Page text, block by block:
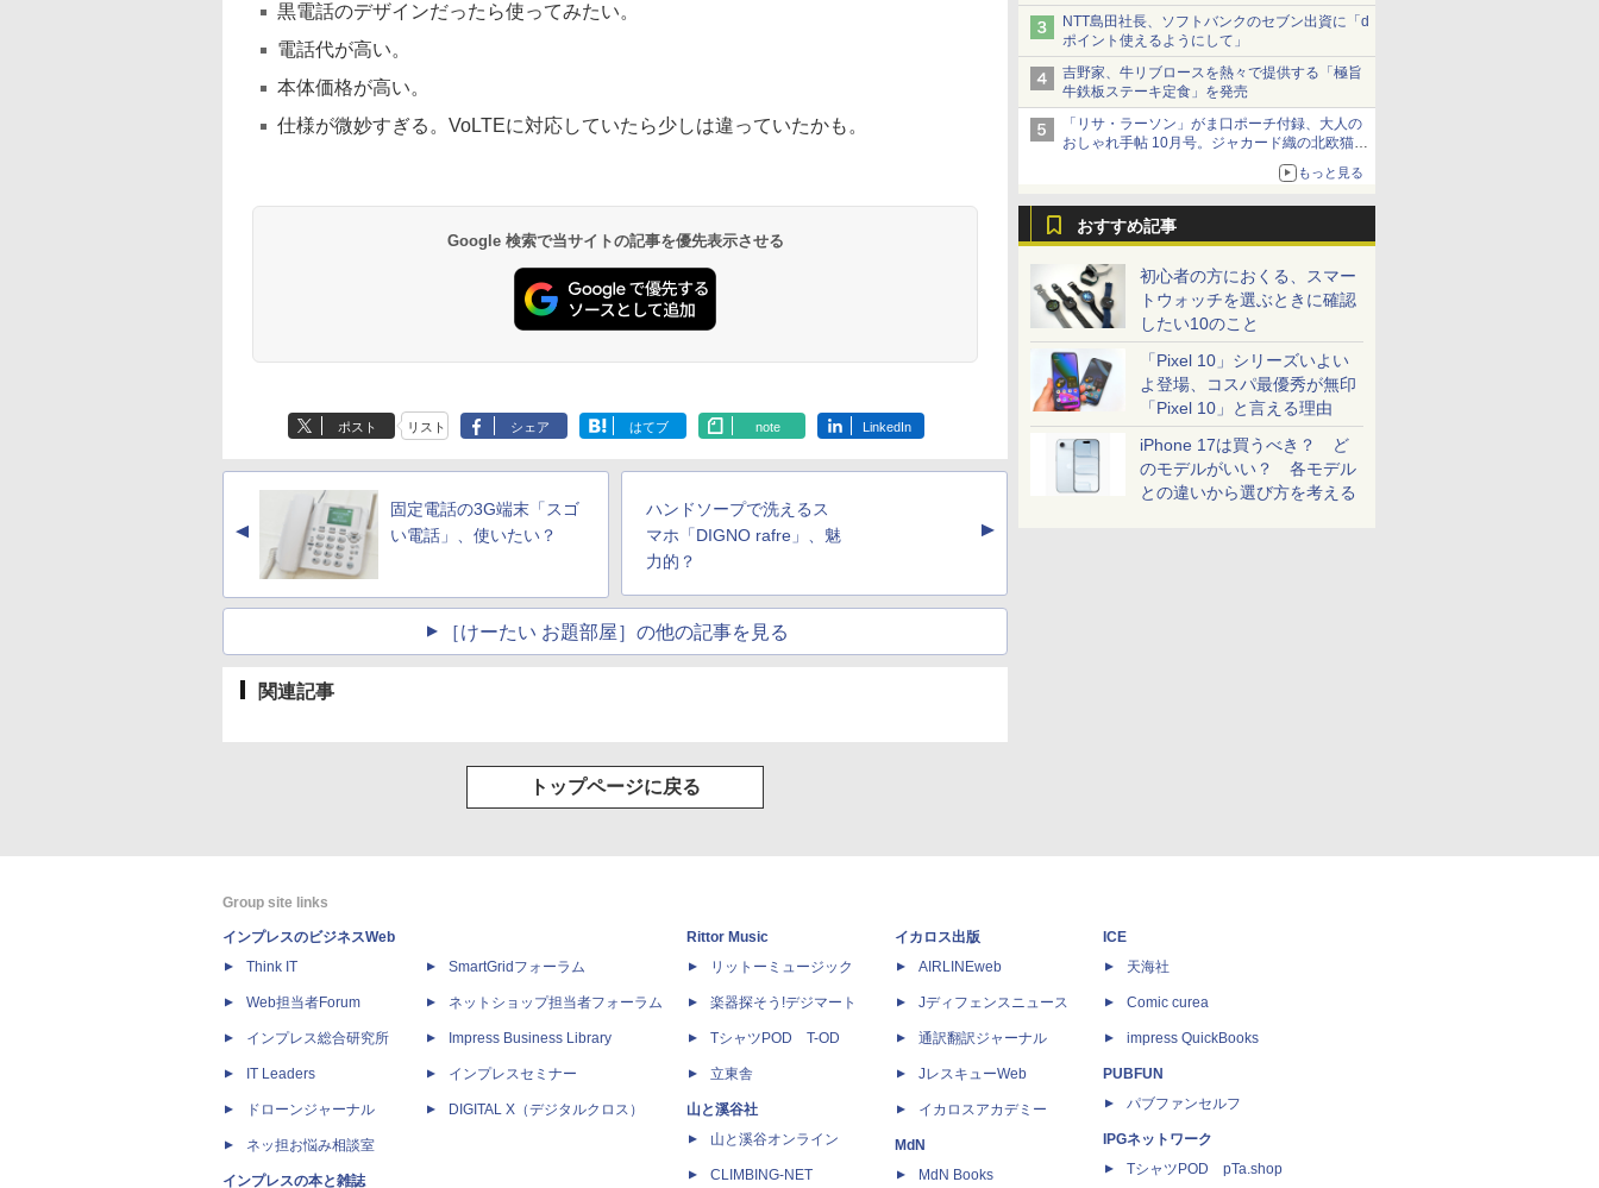
NTT島田社長、ソフトバンクのセブン出資に「d
ポイント使えるようにして」
吉野家、牛リブロースを熱々で提供する「極旨
牛鉄板ステーキ定食」を発売
「リサ・ラーソン」がま口ポーチ付録、大人の
おしゃれ手帖 10月号。ジャカード織の北欧猫デ
もっと見る
おすすめ記事
初心者の方におくる、スマー
トウォッチを選ぶときに確認
したい10のこと
「Pixel 10」シリーズいよい
よ登場、コスパ最優秀が無印
「Pixel 10」と言える理由
iPhone 17は買うべき？ ど
のモデルがいい？ 各モデル
との違いから選び方を考える
黒電話のデザインだったら使ってみたい。
電話代が高い。
本体価格が高い。
仕様が微妙すぎる。VoLTEに対応していたら少しは違っていたかも。
Google 検索で当サイトの記事を優先表示させる
ポスト リスト シェア はてブ note LinkedIn
▲
固定電話の3G端末「スゴ
い電話」、使いたい？
ハンドソープで洗えるス
マホ「DIGNO rafre」、魅
力的？
▲
［けーたい お題部屋］の他の記事を見る
関連記事
トップページに戻る
Group site links
インプレスのビジネスWeb
Think IT
Web担当者Forum
インプレス総合研究所
IT Leaders
ドローンジャーナル
ネッ担お悩み相談室
インプレスの本と雑誌
SmartGridフォーラム
ネットショップ担当者フォーラム
Impress Business Library
インプレスセミナー
DIGITAL X（デジタルクロス）
Rittor Music
リットーミュージック
楽器探そう!デジマート
TシャツPOD T-OD
立東舎
山と溪谷社
山と溪谷オンライン
CLIMBING-NET
イカロス出版
AIRLINEweb
Jディフェンスニュース
通訳翻訳ジャーナル
JレスキューWeb
イカロスアカデミー
MdN
MdN Books
ICE
天海社
Comic curea
impress QuickBooks
PUBFUN
パブファンセルフ
IPGネットワーク
TシャツPOD pTa.shop